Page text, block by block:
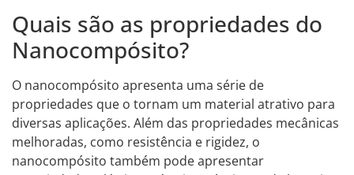
Quais são as propriedades do
Nanocompósito?
O nanocompósito apresenta uma série de
propriedades que o tornam um material atrativo para
diversas aplicações. Além das propriedades mecânicas
melhoradas, como resistência e rigidez, o
nanocompósito também pode apresentar